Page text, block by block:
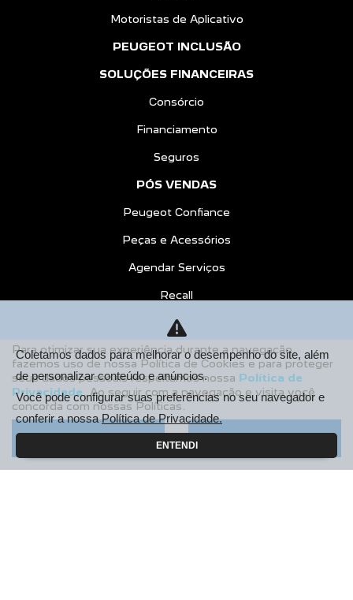
Motoristas de Aplicativo
PEUGEOT INCLUSÃO
SOLUÇÕES FINANCEIRAS
Consórcio
Financiamento
Seguros
PÓS VENDAS
Peugeot Confiance
Peças e Acessórios
Agendar Serviços
Recall
CONTATO
Sobre Nós
Fale Conosco
Agende um Emotion Drive
Trabalhe Conosco
Política de Privacidade
Para otimizar sua experiência durante a navegação,
fazemos uso de nossa Política de Cookies e para proteger
seus dados pessoais respeitamos nossa Política de
Privacidade . Ao seguir com a navegação e visita você
concorda com nossas Políticas.
Aceitar Recusar
Coletamos dados para melhorar o desempenho do site, além
de personalizar conteúdo e anúncios.
Você pode configurar suas preferências no seu navegador e
conferir a nossaPolítica de Privacidade.
ENTENDI